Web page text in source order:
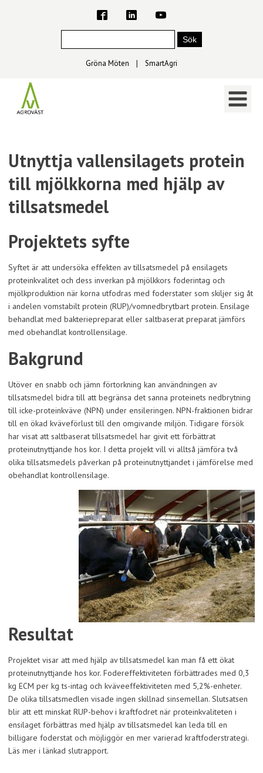
Gröna Möten ∣ SmartAgri
Utnyttja vallensilagets protein
till mjölkkorna med hjälp av
tillsatsmedel
Projektets syfte
Syftet är att undersöka effekten av tillsatsmedel på ensilagets
proteinkvalitet och dess inverkan på mjölkkors foderintag och
mjölkproduktion när korna utfodras med foderstater som skiljer sig åt
i andelen vomstabilt protein (RUP)/vomnedbrytbart protein. Ensilage
behandlat med bakteriepreparat eller saltbaserat preparat jämförs
med obehandlat kontrollensilage.
Bakgrund
Utöver en snabb och jämn förtorkning kan användningen av
tillsatsmedel bidra till att begränsa det sanna proteinets nedbrytning
till icke-proteinkväve (NPN) under ensileringen. NPN-fraktionen bidrar
till en ökad kväveförlust till den omgivande miljön. Tidigare försök
har visat att saltbaserat tillsatsmedel har givit ett förbättrat
proteinutnyttjande hos kor. I detta projekt vill vi alltså jämföra två
olika tillsatsmedels påverkan på proteinutnyttjandet i jämförelse med
obehandlat kontrollensilage.
Resultat
Projektet visar att med hjälp av tillsatsmedel kan man få ett ökat
proteinutnyttjande hos kor. Fodereffektiviteten förbättrades med 0,3
kg ECM per kg ts-intag och kväveeffektiviteten med 5,2%-enheter.
De olika tillsatsmedlen visade ingen skillnad sinsemellan. Slutsatsen
blir att ett minskat RUP-behov i kraftfodret när proteinkvaliteten i
ensilaget förbättras med hjälp av tillsatsmedel kan leda till en
billigare foderstat och möjliggör en mer varierad kraftfoderstrategi.
Läs mer i länkad slutrapport.